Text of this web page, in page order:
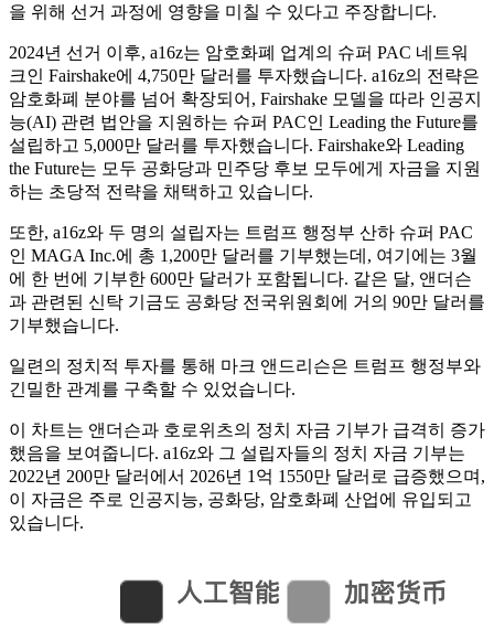
을 위해 선거 과정에 영향을 미칠 수 있다고 주장합니다.
2024년 선거 이후, a16z는 암호화폐 업계의 슈퍼 PAC 네트워
크인 Fairshake에 4,750만 달러를 투자했습니다. a16z의 전략은
암호화폐 분야를 넘어 확장되어, Fairshake 모델을 따라 인공지
능(AI) 관련 법안을 지원하는 슈퍼 PAC인 Leading the Future를
설립하고 5,000만 달러를 투자했습니다. Fairshake와 Leading
the Future는 모두 공화당과 민주당 후보 모두에게 자금을 지원
하는 초당적 전략을 채택하고 있습니다.
또한, a16z와 두 명의 설립자는 트럼프 행정부 산하 슈퍼 PAC
인 MAGA Inc.에 총 1,200만 달러를 기부했는데, 여기에는 3월
에 한 번에 기부한 600만 달러가 포함됩니다. 같은 달, 앤더슨
과 관련된 신탁 기금도 공화당 전국위원회에 거의 90만 달러를
기부했습니다.
일련의 정치적 투자를 통해 마크 앤드리슨은 트럼프 행정부와
긴밀한 관계를 구축할 수 있었습니다.
이 차트는 앤더슨과 호로위츠의 정치 자금 기부가 급격히 증가
했음을 보여줍니다. a16z와 그 설립자들의 정치 자금 기부는
2022년 200만 달러에서 2026년 1억 1550만 달러로 급증했으며,
이 자금은 주로 인공지능, 공화당, 암호화폐 산업에 유입되고
있습니다.